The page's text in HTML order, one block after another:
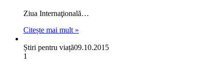
Ziua Internaţională…
Citește mai mult »
Știri pentru viață09.10.2015
1